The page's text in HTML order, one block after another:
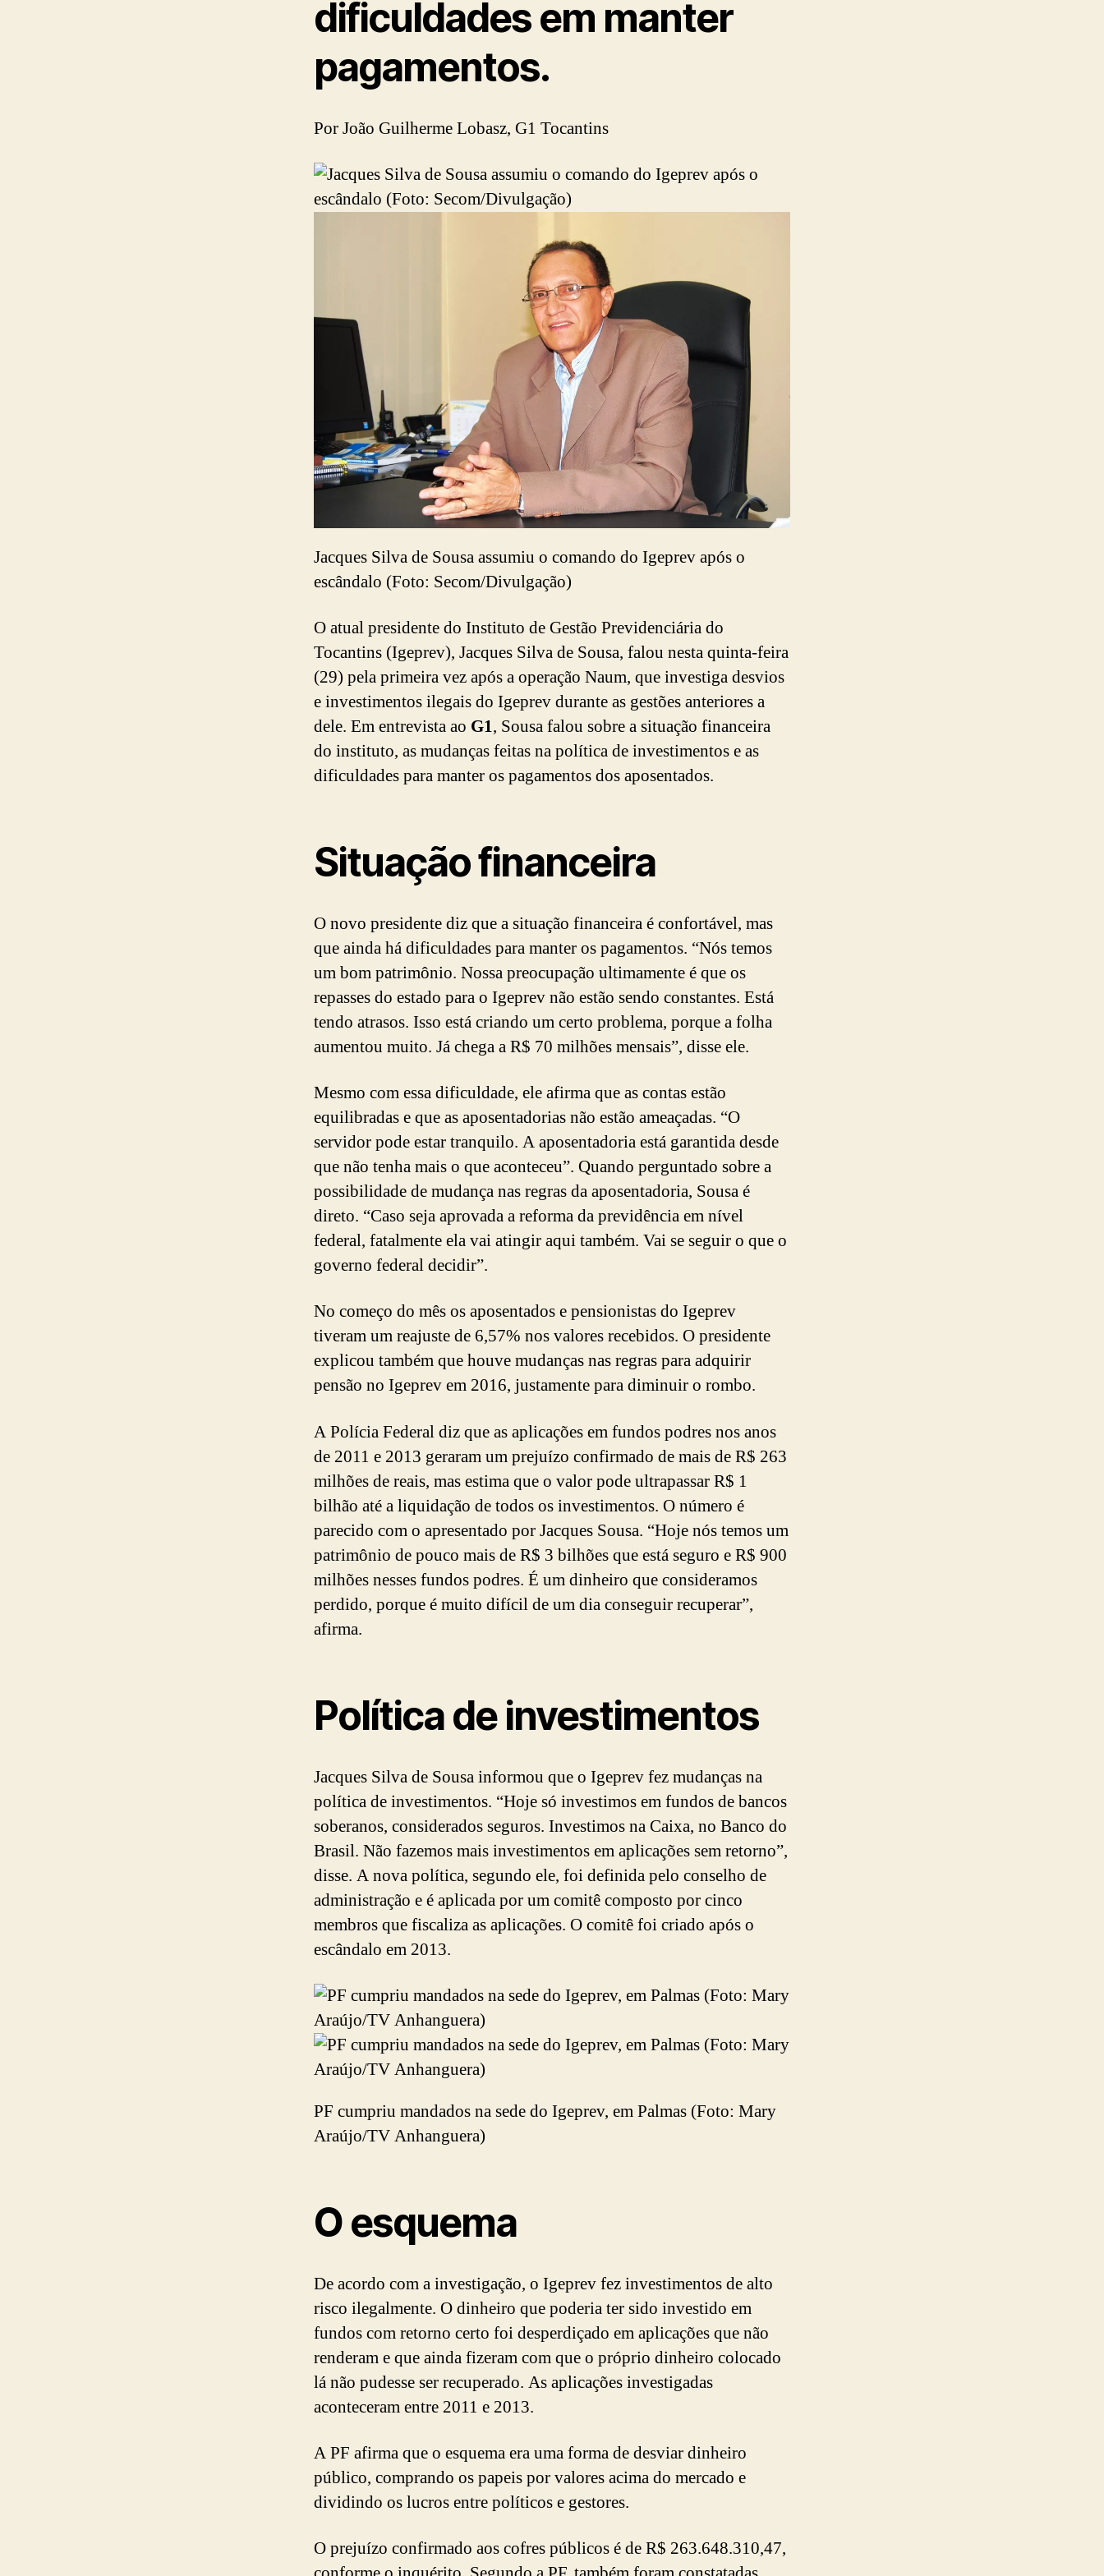
dificuldades em manter
pagamentos.
Por João Guilherme Lobasz, G1 Tocantins
Jacques Silva de Sousa assumiu o comando do Igeprev após o
escândalo (Foto: Secom/Divulgação)
O atual presidente do Instituto de Gestão Previdenciária do
Tocantins (Igeprev), Jacques Silva de Sousa, falou nesta quinta-feira
(29) pela primeira vez após a operação Naum, que investiga desvios
e investimentos ilegais do Igeprev durante as gestões anteriores a
dele. Em entrevista ao G1, Sousa falou sobre a situação financeira
do instituto, as mudanças feitas na política de investimentos e as
dificuldades para manter os pagamentos dos aposentados.
Situação financeira
O novo presidente diz que a situação financeira é confortável, mas
que ainda há dificuldades para manter os pagamentos. “Nós temos
um bom patrimônio. Nossa preocupação ultimamente é que os
repasses do estado para o Igeprev não estão sendo constantes. Está
tendo atrasos. Isso está criando um certo problema, porque a folha
aumentou muito. Já chega a R$ 70 milhões mensais”, disse ele.
Mesmo com essa dificuldade, ele afirma que as contas estão
equilibradas e que as aposentadorias não estão ameaçadas. “O
servidor pode estar tranquilo. A aposentadoria está garantida desde
que não tenha mais o que aconteceu”. Quando perguntado sobre a
possibilidade de mudança nas regras da aposentadoria, Sousa é
direto. “Caso seja aprovada a reforma da previdência em nível
federal, fatalmente ela vai atingir aqui também. Vai se seguir o que o
governo federal decidir”.
No começo do mês os aposentados e pensionistas do Igeprev
tiveram um reajuste de 6,57% nos valores recebidos. O presidente
explicou também que houve mudanças nas regras para adquirir
pensão no Igeprev em 2016, justamente para diminuir o rombo.
A Polícia Federal diz que as aplicações em fundos podres nos anos
de 2011 e 2013 geraram um prejuízo confirmado de mais de R$ 263
milhões de reais, mas estima que o valor pode ultrapassar R$ 1
bilhão até a liquidação de todos os investimentos. O número é
parecido com o apresentado por Jacques Sousa. “Hoje nós temos um
patrimônio de pouco mais de R$ 3 bilhões que está seguro e R$ 900
milhões nesses fundos podres. É um dinheiro que consideramos
perdido, porque é muito difícil de um dia conseguir recuperar”,
afirma.
Política de investimentos
Jacques Silva de Sousa informou que o Igeprev fez mudanças na
política de investimentos. “Hoje só investimos em fundos de bancos
soberanos, considerados seguros. Investimos na Caixa, no Banco do
Brasil. Não fazemos mais investimentos em aplicações sem retorno”,
disse. A nova política, segundo ele, foi definida pelo conselho de
administração e é aplicada por um comitê composto por cinco
membros que fiscaliza as aplicações. O comitê foi criado após o
escândalo em 2013.
PF cumpriu mandados na sede do Igeprev, em Palmas (Foto: Mary
Araújo/TV Anhanguera)
O esquema
De acordo com a investigação, o Igeprev fez investimentos de alto
risco ilegalmente. O dinheiro que poderia ter sido investido em
fundos com retorno certo foi desperdiçado em aplicações que não
renderam e que ainda fizeram com que o próprio dinheiro colocado
lá não pudesse ser recuperado. As aplicações investigadas
aconteceram entre 2011 e 2013.
A PF afirma que o esquema era uma forma de desviar dinheiro
público, comprando os papeis por valores acima do mercado e
dividindo os lucros entre políticos e gestores.
O prejuízo confirmado aos cofres públicos é de R$ 263.648.310,47,